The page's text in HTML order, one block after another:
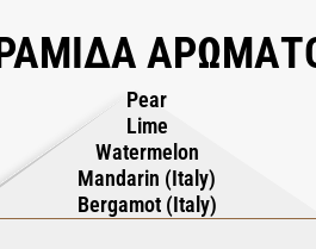
ξετυλίγεται το άρωμα,
μονοπάτι που απηχεί τη διαχρονική
με κάθε ψεκασμό.
Pear
Lime
Watermelon
Mandarin (Italy)
Bergamot (Italy)